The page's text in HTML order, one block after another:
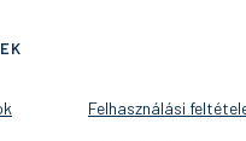
Felhasználási